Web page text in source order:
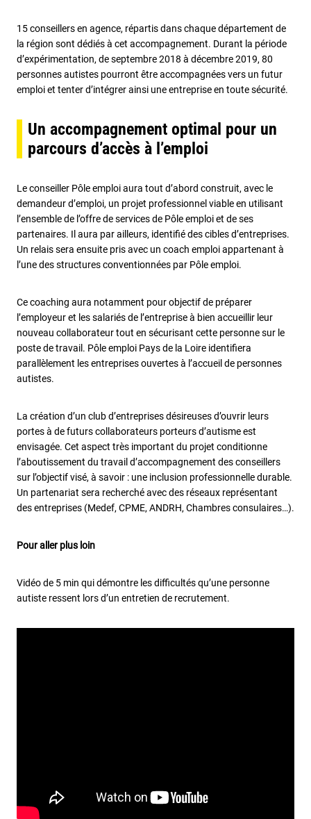
15 conseillers en agence, répartis dans chaque département de
la région sont dédiés à cet accompagnement. Durant la période
d’expérimentation, de septembre 2018 à décembre 2019, 80
personnes autistes pourront être accompagnées vers un futur
emploi et tenter d’intégrer ainsi une entreprise en toute sécurité.
Un accompagnement optimal pour un
parcours d’accès à l’emploi
Le conseiller Pôle emploi aura tout d’abord construit, avec le
demandeur d’emploi, un projet professionnel viable en utilisant
l’ensemble de l’offre de services de Pôle emploi et de ses
partenaires. Il aura par ailleurs, identifié des cibles d’entreprises.
Un relais sera ensuite pris avec un coach emploi appartenant à
l’une des structures conventionnées par Pôle emploi.
Ce coaching aura notamment pour objectif de préparer
l’employeur et les salariés de l’entreprise à bien accueillir leur
nouveau collaborateur tout en sécurisant cette personne sur le
poste de travail. Pôle emploi Pays de la Loire identifiera
parallèlement les entreprises ouvertes à l’accueil de personnes
autistes.
La création d’un club d’entreprises désireuses d’ouvrir leurs
portes à de futurs collaborateurs porteurs d’autisme est
envisagée. Cet aspect très important du projet conditionne
l’aboutissement du travail d’accompagnement des conseillers
sur l’objectif visé, à savoir : une inclusion professionnelle durable.
Un partenariat sera recherché avec des réseaux représentant
des entreprises (Medef, CPME, ANDRH, Chambres consulaires…).
Pour aller plus loin
Vidéo de 5 min qui démontre les difficultés qu’une personne
autiste ressent lors d’un entretien de recrutement.